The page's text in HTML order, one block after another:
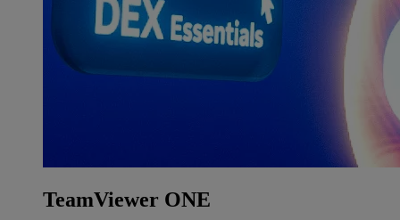
TeamViewer ONE